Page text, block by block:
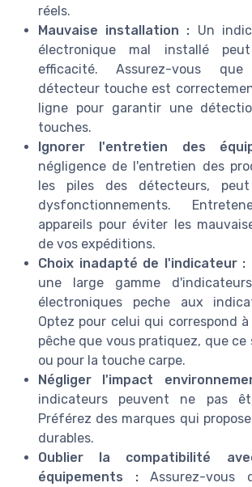
réels.
Mauvaise installation : Un
électronique mal installé
efficacité. Assurez-vous
détecteur touche est
ligne pour garantir une
touches.
Ignorer l'entretien des
négligence de l'entretien des
les piles des détecteurs,
dysfonctionnements.
appareils pour éviter les
de vos expéditions.
Choix inadapté de l'indicateur :
une large gamme
électroniques peche aux
Optez pour celui qui correspond
pêche que vous pratiquez, que ce
ou pour la touche carpe.
Négliger l'impact
indicateurs peuvent ne pas
Préférez des marques qui
durables.
Oublier la compatibilité
équipements :Assurez-vous